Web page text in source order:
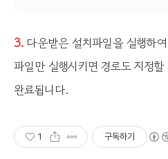
3.다운받은 설치파일을 실행하
파일만 실행시키면 경로도 지정
완료됩니다.
1 구독하기